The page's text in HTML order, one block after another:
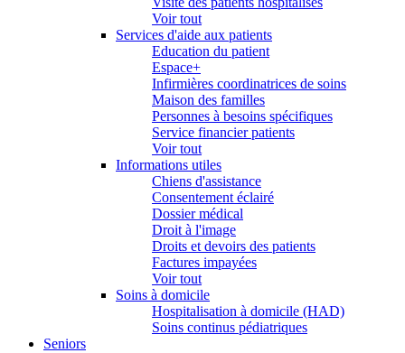
Voir tout
Services d'aide aux patients
Education du patient
Espace+
Infirmières coordinatrices de soins
Maison des familles
Personnes à besoins spécifiques
Service financier patients
Voir tout
Informations utiles
Chiens d'assistance
Consentement éclairé
Dossier médical
Droit à l'image
Droits et devoirs des patients
Factures impayées
Voir tout
Soins à domicile
Hospitalisation à domicile (HAD)
Soins continus pédiatriques
Seniors